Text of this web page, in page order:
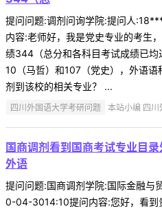
提问问题:调剂问询学院:提问人
内容:老师好，我是党史专业的考生
绩344（总分和各科目考试成绩已均
10（马哲）和107（党史），外语
剂到该校的相关专业？ ...
四川外国语大学考研问题 本站小编 四
国商调剂看到国商考试专业目
外语
提问问题:国商调剂学院:国际金融
0-04-3014:10提问内容:您好，看到